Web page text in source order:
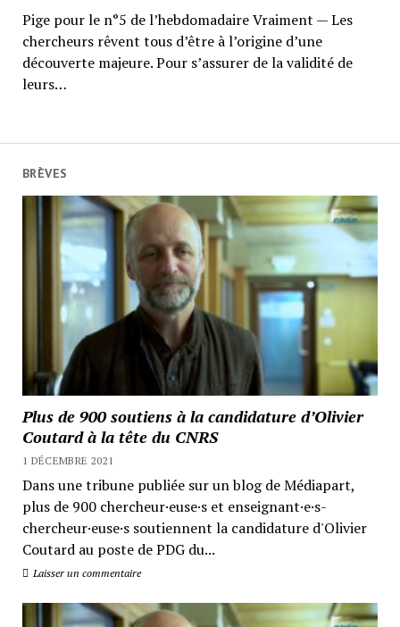
BRÈVES
Plus de 900 soutiens à la candidature d’Olivier
Coutard à la tête du CNRS
1 DÉCEMBRE 2021
Dans une tribune publiée sur un blog de Médiapart,
plus de 900 chercheur·euse·s et enseignant·e·s-
chercheur·euse·s soutiennent la candidature d'Olivier
Coutard au poste de PDG du...
Laisser un commentaire
Pige pour le n°5 de l’hebdomadaire Vraiment — Les
chercheurs rêvent tous d’être à l’origine d’une
découverte majeure. Pour s’assurer de la validité de
leurs…